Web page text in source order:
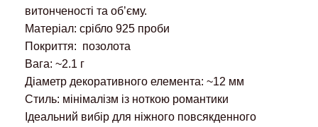
витонченості та об’єму.
Матеріал: срібло 925 проби
Покриття: позолота
Вага: ~2.1 г
Діаметр декоративного елемента: ~12 мм
Стиль: мінімалізм із ноткою романтики
Ідеальний вибір для ніжного повсякденного